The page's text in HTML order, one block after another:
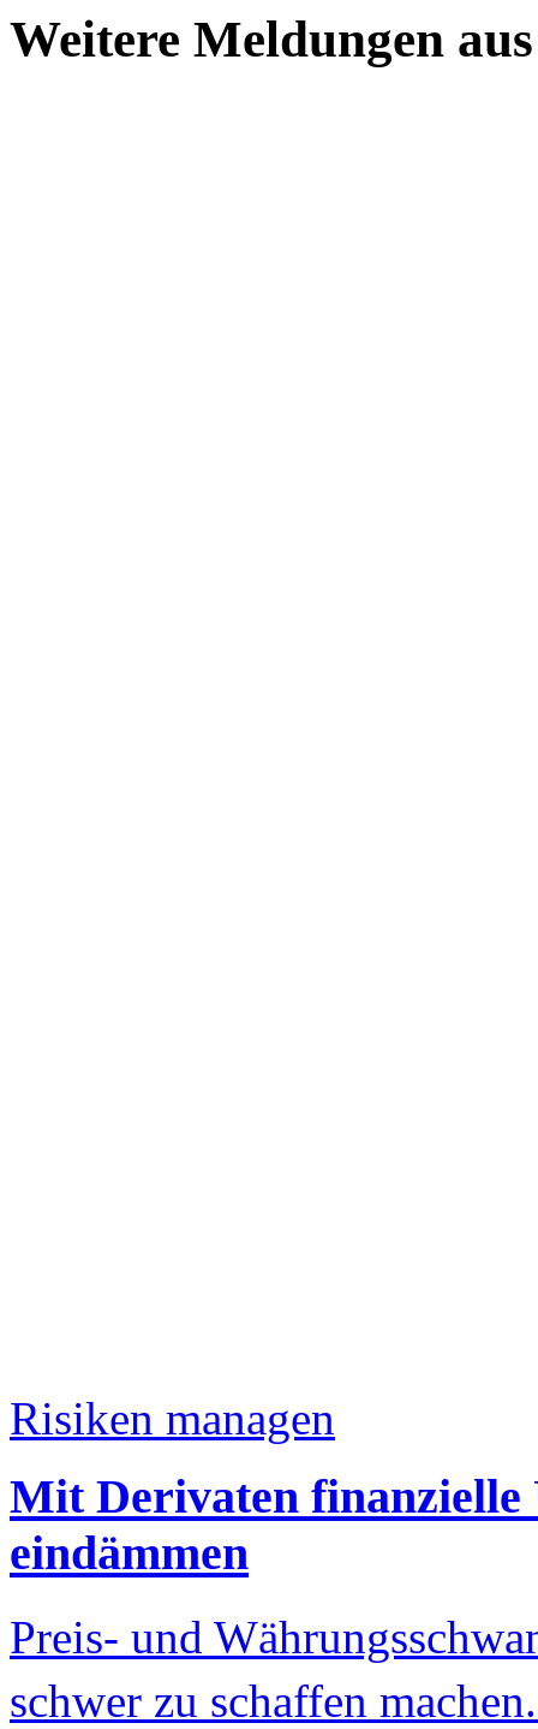
Weitere Meldungen
Risiken managen
Mit Derivaten finanzielle
eindämmen
Preis- und
schwer zu schaffen